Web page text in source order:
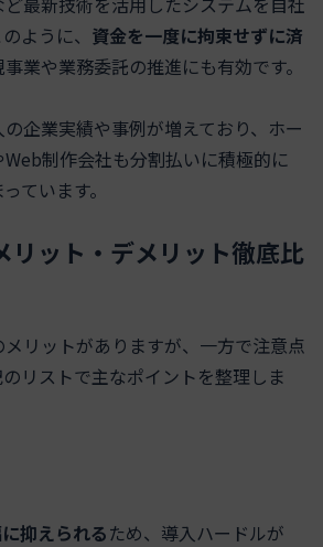
ように、 資金を一度に拘束せずに済
業や業務委託の推進にも有効です。
企業実績や事例が増えており、ホー
制作会社も分割払いに積極的に
ています。
リット・デメリット徹底比
リットがありますが、一方で注意点
リストで主なポイントを整理しま
抑えられるため、導入ハードルが